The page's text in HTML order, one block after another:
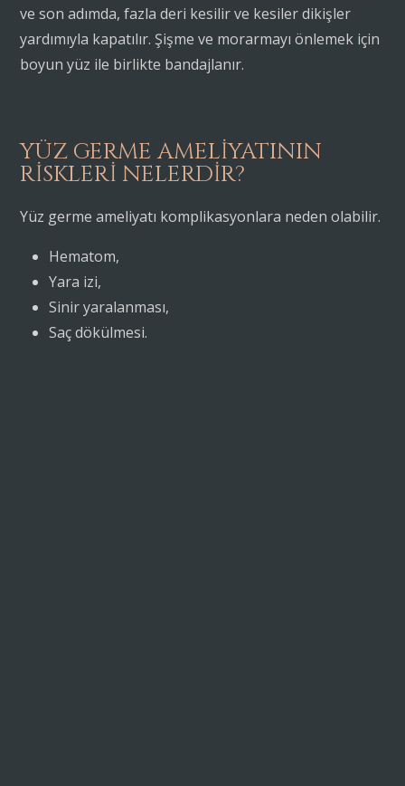
ve son adımda, fazla deri kesilir ve kesiler dikişler
yardımıyla kapatılır. Şişme ve morarmayı önlemek için
boyun yüz ile birlikte bandajlanır.
YÜZ GERME AMELIYATININ
RISKLERI NELERDIR?
Yüz germe ameliyatı komplikasyonlara neden olabilir.
Hematom,
Yara izi,
Sinir yaralanması,
Saç dökülmesi.